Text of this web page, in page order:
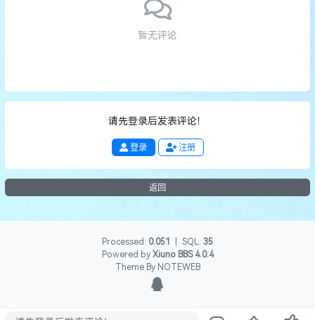
暂无评论
请先登录后发表评论！
登录 注册
返回
Processed: 0.051 SQL: 35
Powered by Xiuno BBS 4.0.4
Theme By NOTEWEB